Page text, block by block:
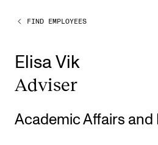
PROGRAMMES
Undergraduate Programmes
Graduate Programmes
Doctoral Studies
FIND EMPLOYEES
Elisa Vik
Adviser
Academic Affairs and